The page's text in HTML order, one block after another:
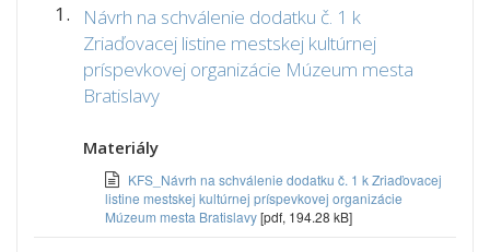
1.
Návrh na schválenie dodatku č. 1 k
Zriaďovacej listine mestskej kultúrnej
príspevkovej organizácie Múzeum mesta
Bratislavy
Materiály
KFS_Návrh na schválenie dodatku č. 1 k Zriaďovacej
listine mestskej kultúrnej príspevkovej organizácie
Múzeum mesta Bratislavy[pdf, 194.28 kB]